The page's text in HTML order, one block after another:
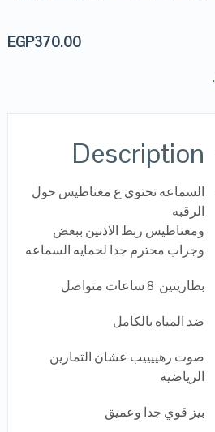
EGP370.00
.
Description
السماعه تحتوي ع مغناطيس حول
الرقبه
ومغناظيس ربط الاذنين ببعض
وجراب محترم جدا لحمايه السماعه
بطاريتين 8 ساعات متواصل
ضد المياه بالكامل
صوت رهييييب عشان التمارين
الرياضيه
بيز قوي جدا وعميق